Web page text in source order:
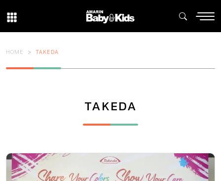
HOME TAKEDA
TAKEDA